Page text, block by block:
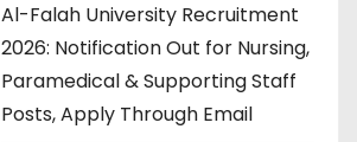
Al-Falah University Recruitment
2026: Notification Out for Nursing,
Paramedical & Supporting Staff
Posts, Apply Through Email